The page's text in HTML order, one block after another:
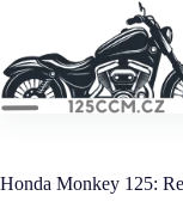
content
Honda Monkey 125: